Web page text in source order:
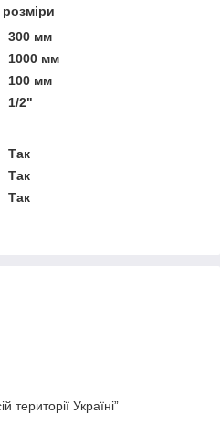
розміри
300 мм
1000 мм
100 мм
1/2"
Так
Так
Так
території Україні”